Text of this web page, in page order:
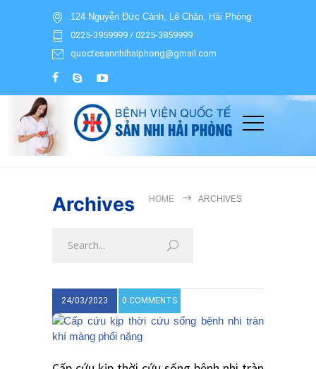
124 Nguyễn Đức Cảnh, Lê Chân, Hải Phòng
0225-3959999 / 0225-3859999
quoctesannhihaiphong@gmail.com
Archives HOME ARCHIVES
24/03/2023 0 COMMENTS